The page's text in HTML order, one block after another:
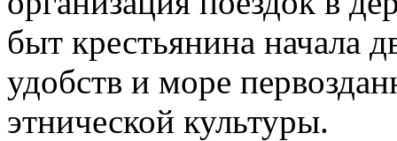
быт крестьянина начала
удобств и море
этнической культуры.